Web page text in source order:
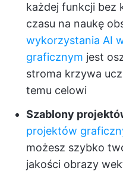
każdej funkcji bez
czasu na naukę
wykorzystania AI
graficznym jest
stroma krzywa
temu celowi
Szablony
projektów
możesz szybko
jakości obrazy